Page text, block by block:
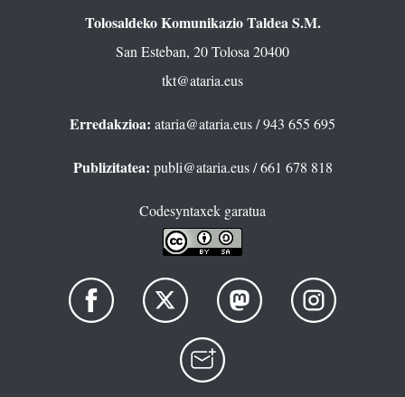
Tolosaldeko Komunikazio Taldea S.M.
San Esteban, 20 Tolosa 20400
tkt@ataria.eus
Erredakzioa: ataria@ataria.eus/ 943 655 695
Publizitatea: publi@ataria.eus/ 661 678 818
Codesyntaxek garatua